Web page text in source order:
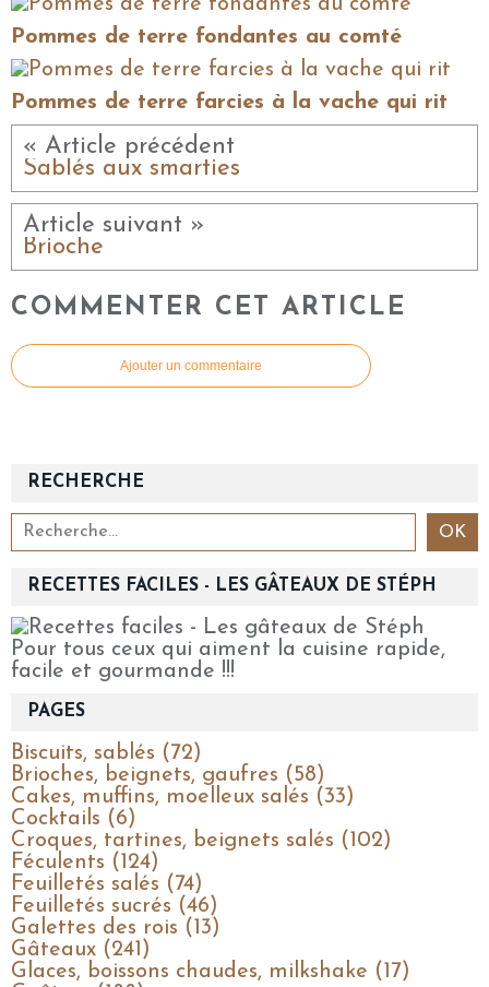
Pommes de terre fondantes au comté
Pommes de terre farcies à la vache qui rit
« Article précédent
Sablés aux smarties
Article suivant »
Brioche
COMMENTER CET ARTICLE
Ajouter un commentaire
RECHERCHE
RECETTES FACILES - LES GÂTEAUX DE STÉPH
Pour tous ceux qui aiment la cuisine rapide,
facile et gourmande !!!
PAGES
Biscuits, sablés (72)
Brioches, beignets, gaufres (58)
Cakes, muffins, moelleux salés (33)
Cocktails (6)
Croques, tartines, beignets salés (102)
Féculents (124)
Feuilletés salés (74)
Feuilletés sucrés (46)
Galettes des rois (13)
Gâteaux (241)
Glaces, boissons chaudes, milkshake (17)